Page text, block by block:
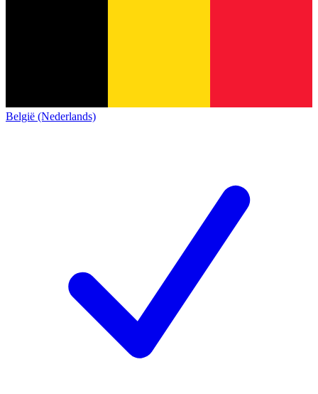
België (Nederlands)